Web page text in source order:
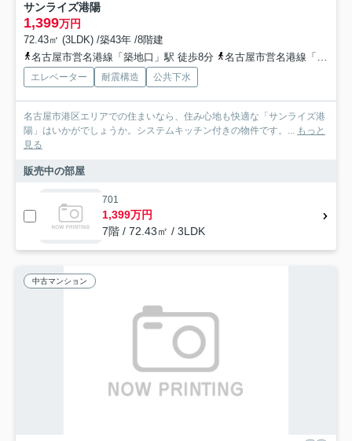
サンライズ港陽
1,399万円
72.43㎡ (3LDK) /築43年 /8階建
名古屋市営名港線「築地口」駅 徒歩8分
名古屋市営名港線「港区役所」駅 徒歩12分
エレベーター 耐震構造 公共下水
名古屋市港区エリアでの住まいなら、住み心地も快適な「サンライズ港
陽」はいかがでしょうか。システムキッチン付きの物件です。... もっと
見る
販売中の部屋
701
1,399万円
7階 / 72.43㎡ / 3LDK
中古マンション